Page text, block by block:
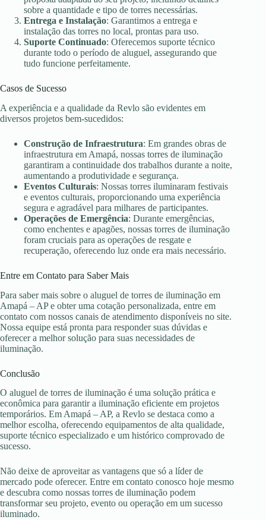
sobre a quantidade e tipo de torres necessárias.
Entrega e Instalação: Garantimos a entrega e
instalação das torres no local, prontas para uso.
Suporte Continuado: Oferecemos suporte técnico
durante todo o período de aluguel, assegurando que
tudo funcione perfeitamente.
Casos de Sucesso
A experiência e a qualidade da Revlo são evidentes em
diversos projetos bem-sucedidos:
Construção de Infraestrutura: Em grandes obras de
infraestrutura em Amapá, nossas torres de iluminação
garantiram a continuidade dos trabalhos durante a noite,
aumentando a produtividade e segurança.
Eventos Culturais: Nossas torres iluminaram festivais
e eventos culturais, proporcionando uma experiência
segura e agradável para milhares de participantes.
Operações de Emergência: Durante emergências,
como enchentes e apagões, nossas torres de iluminação
foram cruciais para as operações de resgate e
recuperação, oferecendo luz onde era mais necessário.
Entre em Contato para Saber Mais
Para saber mais sobre o aluguel de torres de iluminação em
Amapá – AP e obter uma cotação personalizada, entre em
contato com nossos canais de atendimento disponíveis no site.
Nossa equipe está pronta para responder suas dúvidas e
oferecer a melhor solução para suas necessidades de
iluminação.
Conclusão
O aluguel de torres de iluminação é uma solução prática e
econômica para garantir a iluminação eficiente em projetos
temporários. Em Amapá – AP, a Revlo se destaca como a
melhor escolha, oferecendo equipamentos de alta qualidade,
suporte técnico especializado e um histórico comprovado de
sucesso.
Não deixe de aproveitar as vantagens que só a líder de
mercado pode oferecer. Entre em contato conosco hoje mesmo
e descubra como nossas torres de iluminação podem
transformar seu projeto, evento ou operação em um sucesso
iluminado.